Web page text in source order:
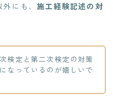
にも、 施工経験記述の対
検定と第二次検定の対策
なっているのが嬉しいで